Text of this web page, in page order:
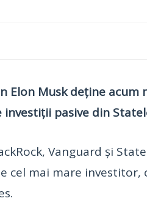
Elon Musk deține
pasive din
Vanguard și
cel mai mare